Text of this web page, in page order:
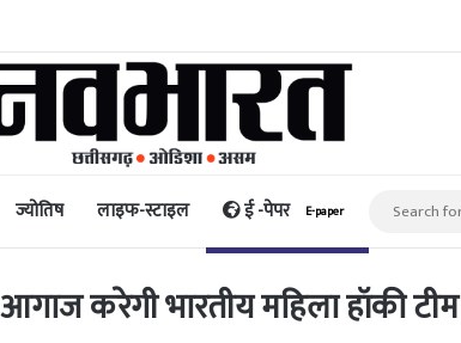
सामान्य होने में समय लगेगा: नड्डा
ज्योतिष लाइफ-स्टाइल ई -पेपर E-paper
करेगी भारतीय महिला हॉकी टीम